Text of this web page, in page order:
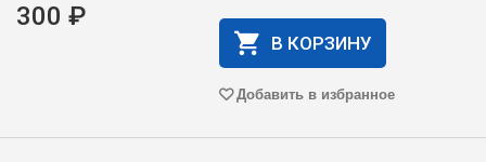
300 ₽
В КОРЗИНУ
Добавить в избранное